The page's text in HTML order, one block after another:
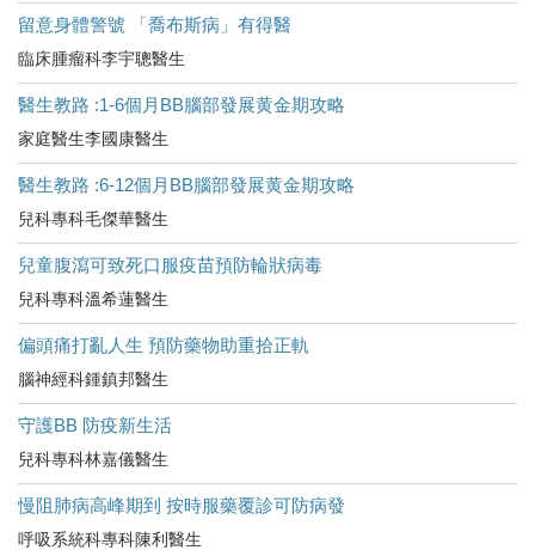
留意身體警號 「喬布斯病」有得醫
臨床腫瘤科李宇聰醫生
醫生教路 :1-6個月BB腦部發展黄金期攻略
家庭醫生李國康醫生
醫生教路 :6-12個月BB腦部發展黄金期攻略
兒科專科毛傑華醫生
兒童腹瀉可致死口服疫苗預防輪狀病毒
兒科專科溫希蓮醫生
偏頭痛打亂人生 預防藥物助重拾正軌
腦神經科鍾鎮邦醫生
守護BB 防疫新生活
兒科專科林嘉儀醫生
慢阻肺病高峰期到 按時服藥覆診可防病發
呼吸系統科專科陳利醫生